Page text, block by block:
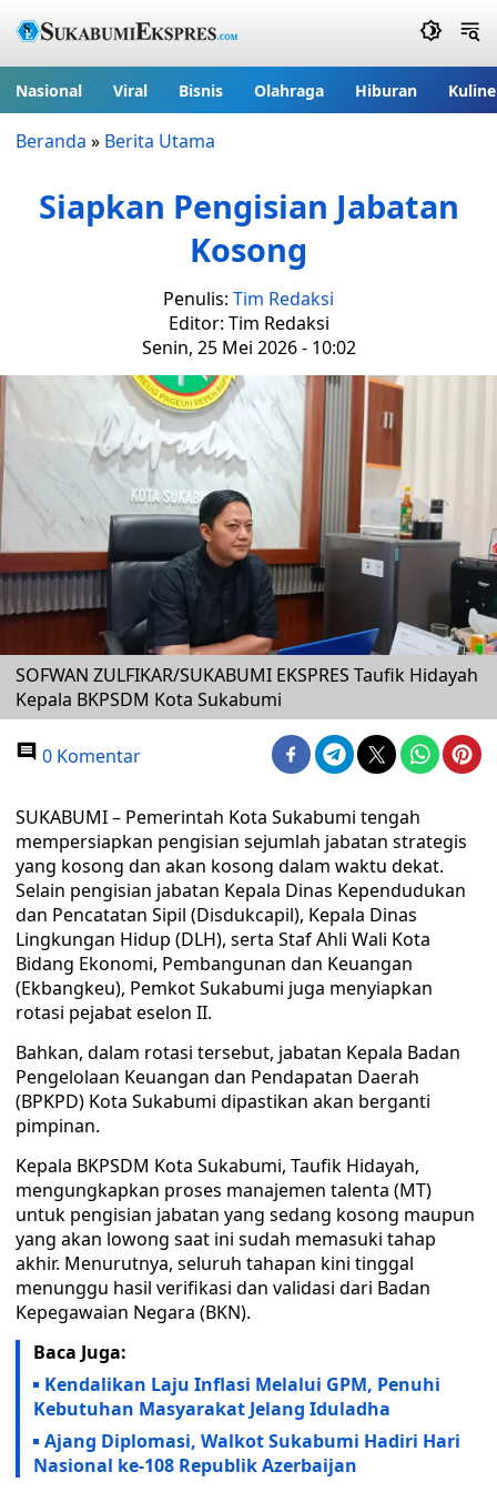
Nasional Viral Bisnis Olahraga Hiburan
Beranda » Berita Utama
Siapkan Pengisian Jabatan
Kosong
Penulis: Tim Redaksi
Editor: Tim Redaksi
Senin, 25 Mei 2026 - 10:02
SOFWAN ZULFIKAR/SUKABUMI EKSPRES Taufik Hidayah
Kepala BKPSDM Kota Sukabumi
0 Komentar
SUKABUMI – Pemerintah Kota Sukabumi tengah
mempersiapkan pengisian sejumlah jabatan strategis
yang kosong dan akan kosong dalam waktu dekat.
Selain pengisian jabatan Kepala Dinas Kependudukan
dan Pencatatan Sipil (Disdukcapil), Kepala Dinas
Lingkungan Hidup (DLH), serta Staf Ahli Wali Kota
Bidang Ekonomi, Pembangunan dan Keuangan
(Ekbangkeu), Pemkot Sukabumi juga menyiapkan
rotasi pejabat eselon II.
Bahkan, dalam rotasi tersebut, jabatan Kepala Badan
Pengelolaan Keuangan dan Pendapatan Daerah
(BPKPD) Kota Sukabumi dipastikan akan berganti
pimpinan.
Kepala BKPSDM Kota Sukabumi, Taufik Hidayah,
mengungkapkan proses manajemen talenta (MT)
untuk pengisian jabatan yang sedang kosong maupun
yang akan lowong saat ini sudah memasuki tahap
akhir. Menurutnya, seluruh tahapan kini tinggal
menunggu hasil verifikasi dan validasi dari Badan
Kepegawaian Negara (BKN).
Baca Juga:
Kendalikan Laju Inflasi Melalui GPM, Penuhi
Kebutuhan Masyarakat Jelang Iduladha
Ajang Diplomasi, Walkot Sukabumi Hadiri Hari
Nasional ke-108 Republik Azerbaijan